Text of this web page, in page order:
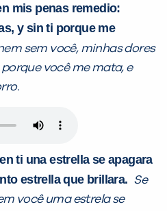
mis penas remedio:
y sin ti porque me
sem você, minhas dores
você me mata, e
ti una estrella se apagara
estrella que brillara. Se
você uma estrela se